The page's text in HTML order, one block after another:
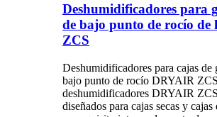
Deshumidificadores para
de bajo punto de rocío de
ZCS
Deshumidificadores para cajas de
bajo punto de rocío DRYAIR
deshumidificadores DRYAIR
diseñados para cajas secas y cajas